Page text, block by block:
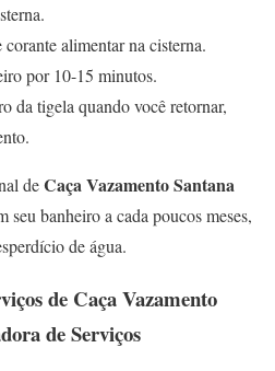
alimentar na cisterna.
por 10-15 minutos.
da tigela quando você retornar,
deCaça Vazamento Santana
seu banheiro a cada poucos meses,
de água.
de Caça Vazamento
de Serviços